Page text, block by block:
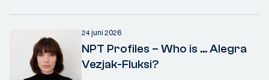
24 juni 2026
NPT Profiles – Who is ... Alegra
Vezjak-Fluksi?